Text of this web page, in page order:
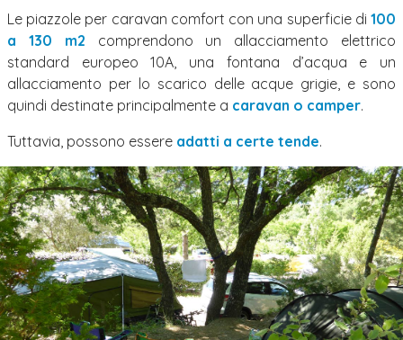
Le piazzole per caravan comfort con una superficie di 100
a 130 m2 comprendono un allacciamento elettrico
standard europeo 10A, una fontana d’acqua e un
allacciamento per lo scarico delle acque grigie, e sono
quindi destinate principalmente a caravan o camper.
Tuttavia, possono essere adatti a certe tende.